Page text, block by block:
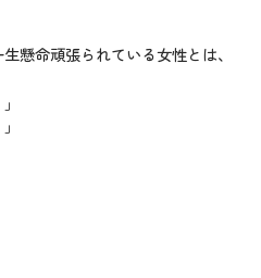
懸命頑張られている女性とは、